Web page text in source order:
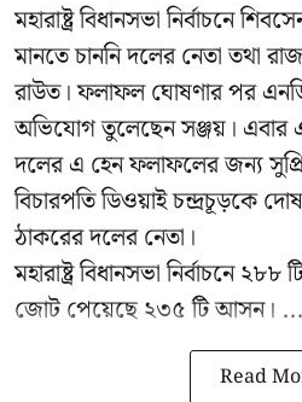
মহারাষ্ট্র বিধানসভা নির্বাচনে
মানতে চাননি দলের নেতা তথা
রাউত। ফলাফল ঘোষণার পর
অভিযোগ তুলেছেন সঞ্জয়। এবার
দলের এ হেন ফলাফলের জন্য
বিচারপতি ডিওয়াই চন্দ্রচূড়কে
ঠাকরের দলের নেতা।
মহারাষ্ট্র বিধানসভা নির্বাচনে
জোট পেয়েছে ২৩৫ টি আসন। ...
Read